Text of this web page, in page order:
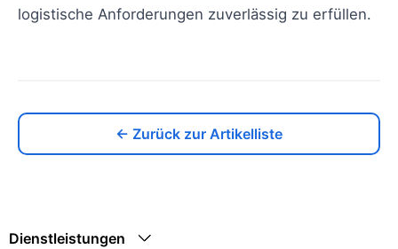
logistische Anforderungen zuverlässig zu erfüllen.
← Zurück zur Artikelliste
Dienstleistungen